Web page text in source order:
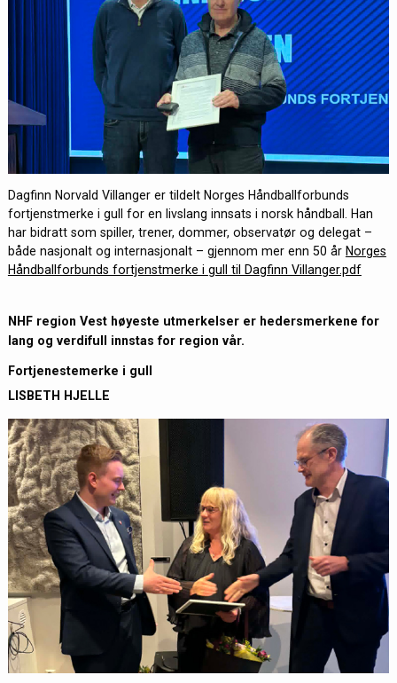
Dagfinn Norvald Villanger er tildelt Norges Håndballforbunds
fortjenstmerke i gull for en livslang innsats i norsk håndball. Han
har bidratt som spiller, trener, dommer, observatør og delegat –
både nasjonalt og internasjonalt – gjennom mer enn 50 år Norges
Håndballforbunds fortjenstmerke i gull til Dagfinn Villanger.pdf
NHF region Vest høyeste utmerkelser er hedersmerkene for
lang og verdifull innstas for region vår.
Fortjenestemerke i gull
LISBETH HJELLE